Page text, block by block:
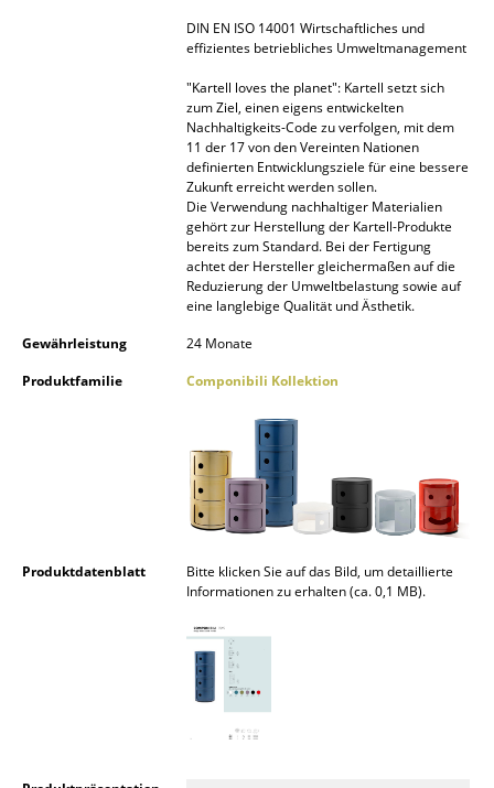
Nachttische & Bettzubehör
DIN EN ISO 14001 Wirtschaftliches und
effizientes betriebliches Umweltmanagement
"Kartell loves the planet": Kartell setzt sich
zum Ziel, einen eigens entwickelten
Nachhaltigkeits-Code zu verfolgen, mit dem
11 der 17 von den Vereinten Nationen
definierten Entwicklungsziele für eine bessere
Zukunft erreicht werden sollen.
Die Verwendung nachhaltiger Materialien
gehört zur Herstellung der Kartell-Produkte
bereits zum Standard. Bei der Fertigung
achtet der Hersteller gleichermaßen auf die
Reduzierung der Umweltbelastung sowie auf
eine langlebige Qualität und Ästhetik.
Gewährleistung
24 Monate
Produktfamilie
Componibili Kollektion
Produktdatenblatt
Bitte klicken Sie auf das Bild, um detaillierte
Informationen zu erhalten (ca. 0,1 MB).